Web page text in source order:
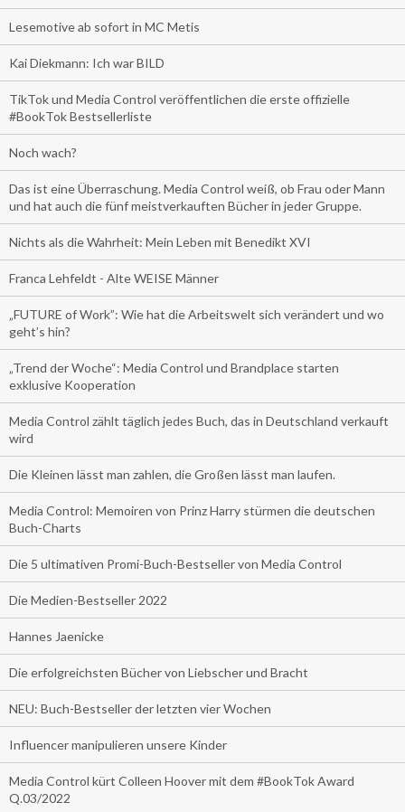
Lesemotive ab sofort in MC Metis
Kai Diekmann: Ich war BILD
TikTok und Media Control veröffentlichen die erste offizielle
#BookTok Bestsellerliste
Noch wach?
Das ist eine Überraschung. Media Control weiß, ob Frau oder Mann
und hat auch die fünf meistverkauften Bücher in jeder Gruppe.
Nichts als die Wahrheit: Mein Leben mit Benedikt XVI
Franca Lehfeldt - Alte WEISE Männer
„FUTURE of Work”: Wie hat die Arbeitswelt sich verändert und wo
geht’s hin?
„Trend der Woche“: Media Control und Brandplace starten
exklusive Kooperation
Media Control zählt täglich jedes Buch, das in Deutschland verkauft
wird
Die Kleinen lässt man zahlen, die Großen lässt man laufen.
Media Control: Memoiren von Prinz Harry stürmen die deutschen
Buch-Charts
Die 5 ultimativen Promi-Buch-Bestseller von Media Control
Die Medien-Bestseller 2022
Hannes Jaenicke
Die erfolgreichsten Bücher von Liebscher und Bracht
NEU: Buch-Bestseller der letzten vier Wochen
Influencer manipulieren unsere Kinder
Media Control kürt Colleen Hoover mit dem #BookTok Award
Q.03/2022